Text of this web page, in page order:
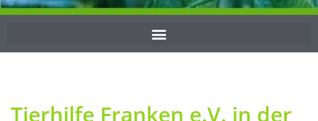
Tierhilfe Franken e.V. in der